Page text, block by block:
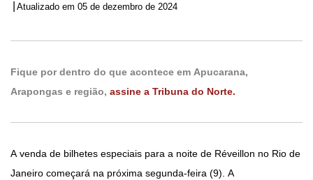
Atualizado em 05 de dezembro de 2024
Fique por dentro do que acontece em Apucarana,
Arapongas e região, assine a Tribuna do Norte.
A venda de bilhetes especiais para a noite de Réveillon no Rio de
Janeiro começará na próxima segunda-feira (9). A